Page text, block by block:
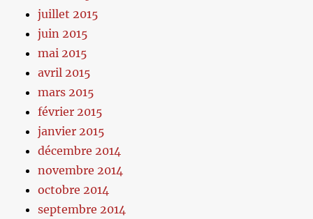
juillet 2015
juin 2015
mai 2015
avril 2015
mars 2015
février 2015
janvier 2015
décembre 2014
novembre 2014
octobre 2014
septembre 2014